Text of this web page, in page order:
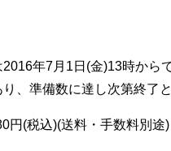
年7月1日(金)13時から
、準備数に達し次第終了
円(税込)(送料・手数料別途)